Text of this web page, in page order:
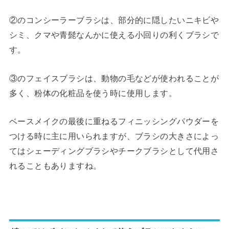
②のコンシーラーブラシは、部分的に隠したいニキビや
シミ、クマや青髭なんかに使える小回りの利くブラシで
す。
③のフェイスブラシは、動物の毛などが使われることが
多く、粉体の化粧品を使う時に使用します。
ベースメイクの最後に重ねるフィニッシングパウダーを
つける時に主に用いられますが、ブラシの大きさによっ
てはシェーディングブラシやチークブラシとして代用さ
れることもありますね。